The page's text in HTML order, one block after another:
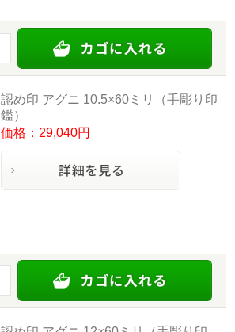
認め印 アグニ 10.5×60ミリ（手彫り印
鑑）
価格：29,040円